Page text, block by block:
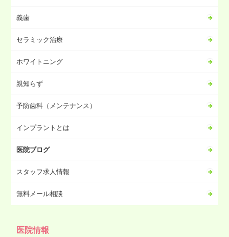
2023年10月
2023年09月
2023年08月
2023年07月
2023年06月
2023年05月
2023年04月
2023年03月
2023年02月
2023年01月
2022年11月
2022年07月
義歯
セラミック治療
ホワイトニング
親知らず
予防歯科（メンテナンス）
インプラントとは
医院ブログ
スタッフ求人情報
無料メール相談
医院情報